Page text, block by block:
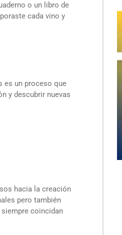
o un libro de
cada vino y
es un proceso que
y descubrir nuevas
hacia la creación
pero también
coincidan